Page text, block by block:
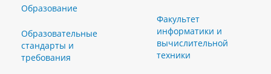
Образование
Образовательные
стандарты и
требования
Факультет
информатики и
вычислительной
техники